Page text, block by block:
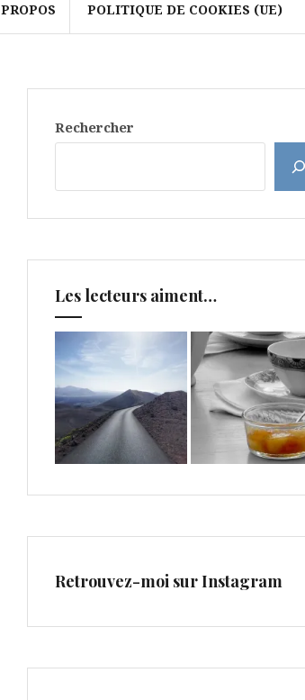
POLITIQUE DE COOKIES (UE)
Rechercher
Les lecteurs aiment…
Retrouvez-moi sur Instagram